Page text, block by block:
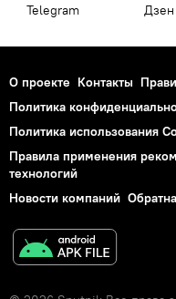
Telegram Дзен
О проекте Контакты
Политика
Политика использования
Правила применения
технологий
Новости компаний